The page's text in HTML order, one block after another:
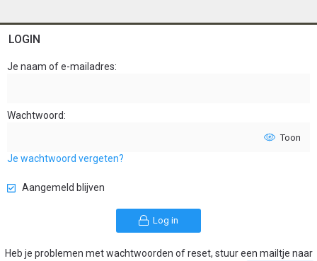
LOGIN
Je naam of e-mailadres
Wachtwoord
Toon
Je wachtwoord vergeten?
Aangemeld blijven
Log in
Heb je problemen met wachtwoorden of reset, stuur een mailtje naar